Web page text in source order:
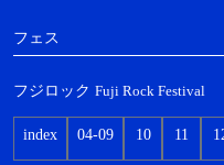
フェス
フジロック Fuji Rock Festival
index 04-09 10 11